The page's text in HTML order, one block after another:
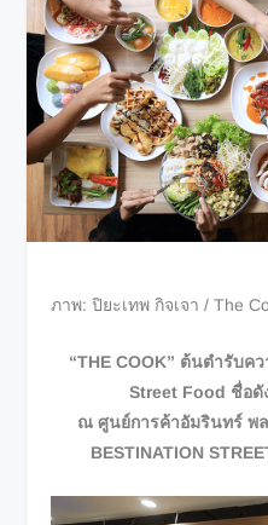
ภาพ: ปิยะเทพ กิจเจา / The
“THE COOK” ต้นตำรับค
Street Food ชื่อดั
ณ ศูนย์การค้าอัมรินทร์ พ
BESTINATION